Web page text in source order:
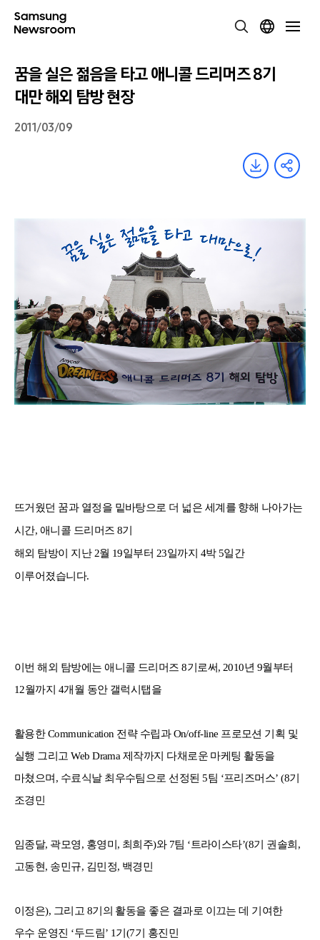
꿈을 실은 젊음을 타고 애니콜 드리머즈 8기
대만 해외 탐방 현장
2011/03/09
뜨거웠던 꿈과 열정을 밑바탕으로 더 넓은 세계를 향해 나아가는
시간, 애니콜 드리머즈 8기
해외 탐방이 지난2월 19일부터 23일까지 4박5일간
이루어졌습니다.
이번 해외 탐방에는 애니콜 드리머즈 8기로써, 2010년 9월부터
12월까지 4개월 동안 갤럭시탭을
활용한Communication 전략 수립과On/off-line 프로모션 기획 및
실행 그리고 Web Drama제작까지 다채로운 마케팅 활동을
마쳤으며 , 수료식날 최우수팀으로 선정된 5팀 ‘프리즈머스’ (8기
조경민
임종달, 곽모영, 홍영미 , 최희주)와7팀 ‘트라이스타’(8기 권솔희 ,
고동현, 송민규, 김민정, 백경민
이정은), 그리고 8기의 활동을 좋은 결과로 이끄는 데 기여한
우수 운영진 ‘두드림’ 1기 (7기 홍진민